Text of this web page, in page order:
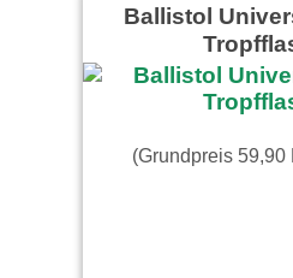
Ballistol
(Grundpreis 59,90